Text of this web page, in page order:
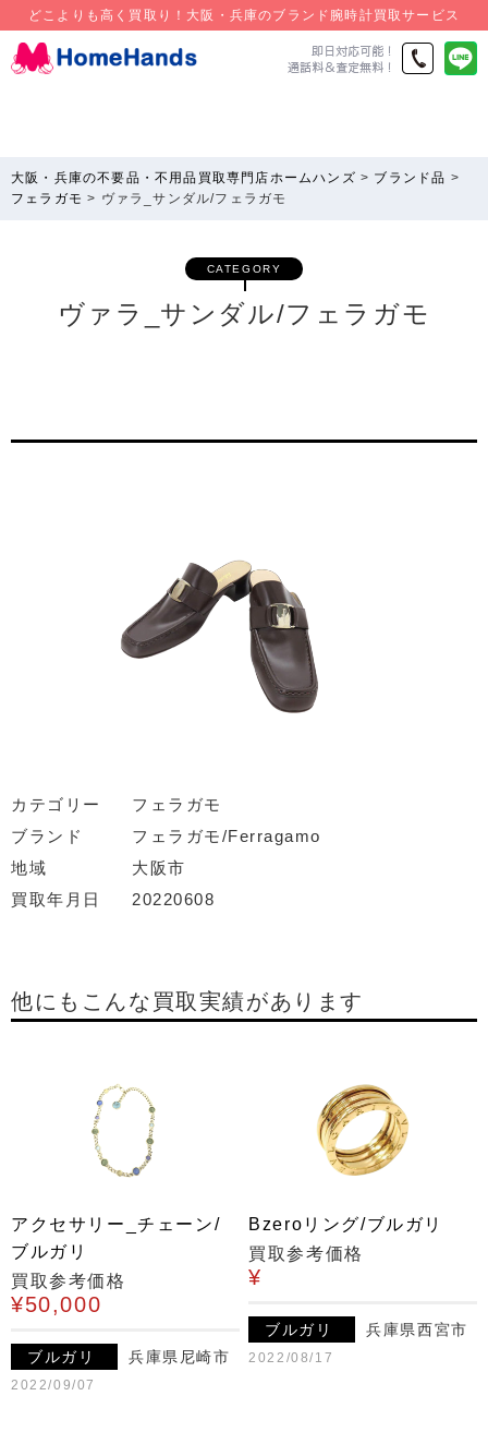
どこよりも高く買取り！大阪・兵庫のブランド腕時計買取サービス
大阪・兵庫の不要品・不用品買取専門店ホームハンズ > ブランド品 >
フェラガモ > ヴァラ_サンダル/フェラガモ
CATEGORY
ヴァラ_サンダル/フェラガモ
カテゴリー
フェラガモ
ブランド
フェラガモ/Ferragamo
地域
大阪市
買取年月日
20220608
他にもこんな買取実績があります
アクセサリー_チェーン/
ブルガリ
買取参考価格
¥50,000
ブルガリ 兵庫県尼崎市
2022/09/07
Bzeroリング/ブルガリ
買取参考価格
¥
ブルガリ 兵庫県西宮市
2022/08/17